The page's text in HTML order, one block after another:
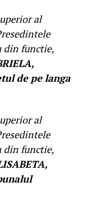
al
din functie,
de pe langa
al
din functie,